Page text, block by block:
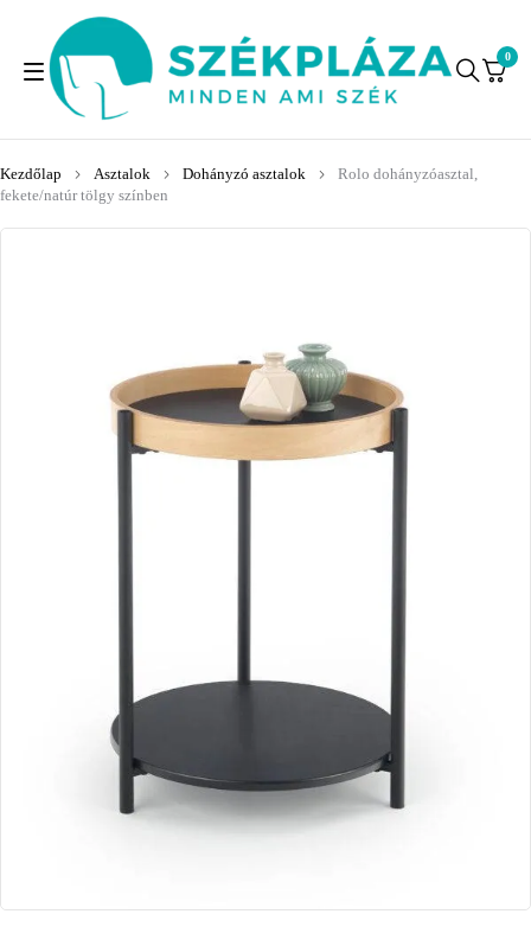
0
Kezdőlap Asztalok Dohányzó asztalok
Rolo dohányzóasztal,
fekete/natúr tölgy színben